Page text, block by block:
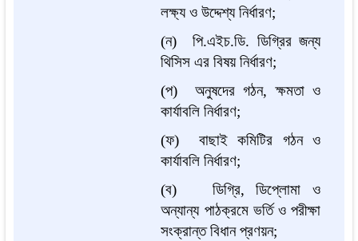
লক্ষ্য ও উদ্দেশ্য নির্ধারণ;
(ন) পি.এইচ.ডি. ডিগ্রির জন্য
থিসিস এর বিষয় নির্ধারণ;
(প) অনুষদের গঠন, ক্ষমতা ও
কার্যাবলি নির্ধারণ;
(ফ) বাছাই কমিটির গঠন ও
কার্যাবলি নির্ধারণ;
(ব) ডিগ্রি, ডিপ্লোমা ও
অন্যান্য পাঠক্রমে ভর্তি ও পরীক্ষা
সংক্রান্ত বিধান প্রণয়ন;